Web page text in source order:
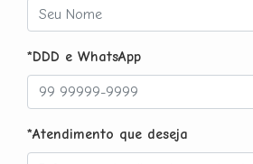
*DDD e WhatsApp
*Atendimento que deseja